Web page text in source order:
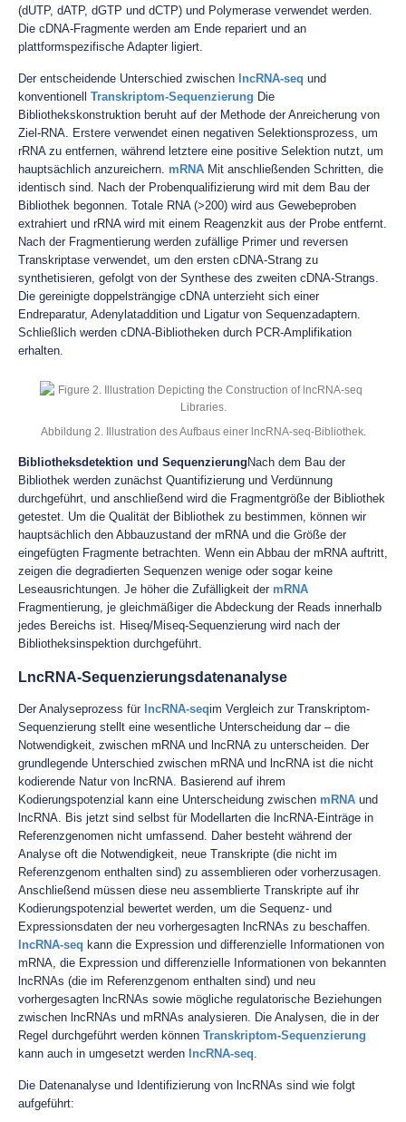
(dUTP, dATP, dGTP und dCTP) und Polymerase verwendet werden.
Die cDNA-Fragmente werden am Ende repariert und an
plattformspezifische Adapter ligiert.
Der entscheidende Unterschied zwischen lncRNA-seq und
konventionell Transkriptom-Sequenzierung Die
Bibliothekskonstruktion beruht auf der Methode der Anreicherung von
Ziel-RNA. Erstere verwendet einen negativen Selektionsprozess, um
rRNA zu entfernen, während letztere eine positive Selektion nutzt, um
hauptsächlich anzureichern. mRNA Mit anschließenden Schritten, die
identisch sind. Nach der Probenqualifizierung wird mit dem Bau der
Bibliothek begonnen. Totale RNA (>200) wird aus Gewebeproben
extrahiert und rRNA wird mit einem Reagenzkit aus der Probe entfernt.
Nach der Fragmentierung werden zufällige Primer und reversen
Transkriptase verwendet, um den ersten cDNA-Strang zu
synthetisieren, gefolgt von der Synthese des zweiten cDNA-Strangs.
Die gereinigte doppelsträngige cDNA unterzieht sich einer
Endreparatur, Adenylataddition und Ligatur von Sequenzadaptern.
Schließlich werden cDNA-Bibliotheken durch PCR-Amplifikation
erhalten.
Abbildung 2. Illustration des Aufbaus einer lncRNA-seq-Bibliothek.
Bibliotheksdetektion und Sequenzierung Nach dem Bau der
Bibliothek werden zunächst Quantifizierung und Verdünnung
durchgeführt, und anschließend wird die Fragmentgröße der Bibliothek
getestet. Um die Qualität der Bibliothek zu bestimmen, können wir
hauptsächlich den Abbauzustand der mRNA und die Größe der
eingefügten Fragmente betrachten. Wenn ein Abbau der mRNA auftritt,
zeigen die degradierten Sequenzen wenige oder sogar keine
Leseausrichtungen. Je höher die Zufälligkeit der mRNA
Fragmentierung, je gleichmäßiger die Abdeckung der Reads innerhalb
jedes Bereichs ist. Hiseq/Miseq-Sequenzierung wird nach der
Bibliotheksinspektion durchgeführt.
LncRNA-Sequenzierungsdatenanalyse
Der Analyseprozess für lncRNA-seqim Vergleich zur Transkriptom-
Sequenzierung stellt eine wesentliche Unterscheidung dar – die
Notwendigkeit, zwischen mRNA und lncRNA zu unterscheiden. Der
grundlegende Unterschied zwischen mRNA und lncRNA ist die nicht
kodierende Natur von lncRNA. Basierend auf ihrem
Kodierungspotenzial kann eine Unterscheidung zwischen mRNA und
lncRNA. Bis jetzt sind selbst für Modellarten die lncRNA-Einträge in
Referenzgenomen nicht umfassend. Daher besteht während der
Analyse oft die Notwendigkeit, neue Transkripte (die nicht im
Referenzgenom enthalten sind) zu assemblieren oder vorherzusagen.
Anschließend müssen diese neu assemblierte Transkripte auf ihr
Kodierungspotenzial bewertet werden, um die Sequenz- und
Expressionsdaten der neu vorhergesagten lncRNAs zu beschaffen.
lncRNA-seq kann die Expression und differenzielle Informationen von
mRNA, die Expression und differenzielle Informationen von bekannten
lncRNAs (die im Referenzgenom enthalten sind) und neu
vorhergesagten lncRNAs sowie mögliche regulatorische Beziehungen
zwischen lncRNAs und mRNAs analysieren. Die Analysen, die in der
Regel durchgeführt werden können Transkriptom-Sequenzierung
kann auch in umgesetzt werden lncRNA-seq.
Die Datenanalyse und Identifizierung von lncRNAs sind wie folgt
aufgeführt: